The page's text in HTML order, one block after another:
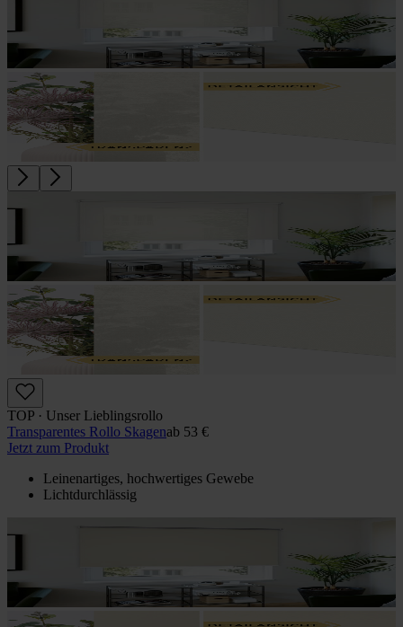
TOP · Unser Lieblingsrollo
Transparentes Rollo Skagenab 53 €
Jetzt zum Produkt
Leinenartiges, hochwertiges Gewebe
Lichtdurchlässig